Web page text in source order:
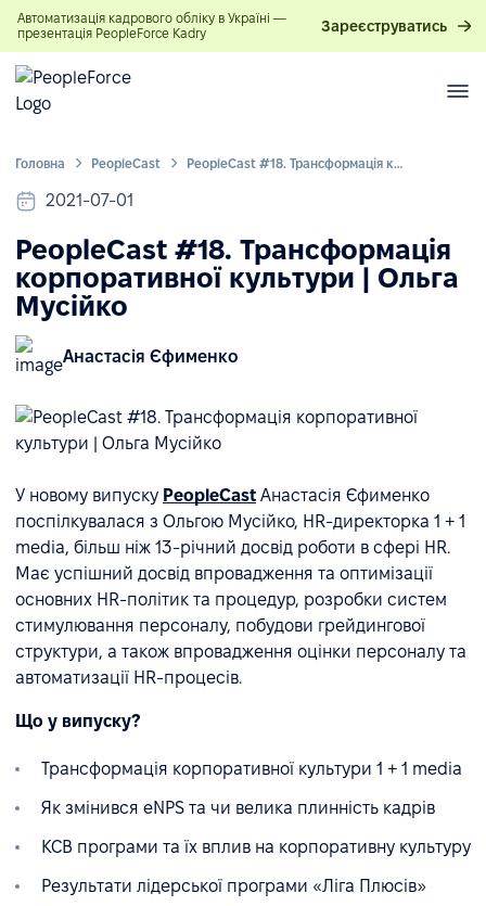
Автоматизація кадрового обліку в Україні —
презентація PeopleForce Kadry
Зареєструватись
Головна PeopleСast PeopleCast #18. Трансформація корпоративної культури | Ольга Мусійко
2021-07-01
PeopleCast #18. Трансформація
корпоративної культури | Ольга
Мусійко
Анастасія Єфименко
У новому випуску PeopleCast Анастасія Єфименко
поспілкувалася з Ольгою Мусійко, HR-директорка 1 + 1
media, більш ніж 13-річний досвід роботи в сфері HR.
Має успішний досвід впровадження та оптимізації
основних HR-політик та процедур, розробки систем
стимулювання персоналу, побудови грейдингової
структури, а також впровадження оцінки персоналу та
автоматизації HR-процесів.
Що у випуску?
Трансформація корпоративної культури 1 + 1 media
Як змінився eNPS та чи велика плинність кадрів
КСВ програми та їх вплив на корпоративну культуру
Результати лідерської програми «Ліга Плюсів»